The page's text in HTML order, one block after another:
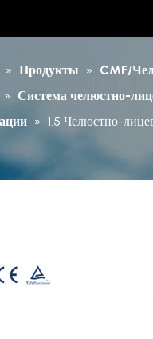
» Продукты » CMF/
» Система челюстно-
» 1.5 Челюстно-